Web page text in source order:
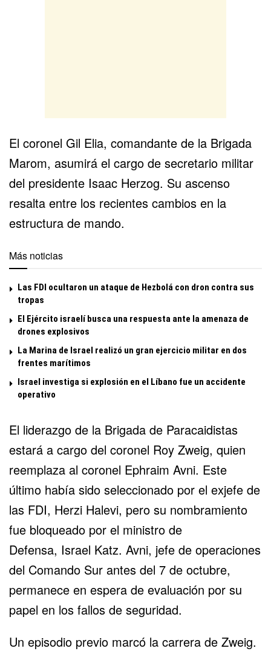
El coronel Gil Elia, comandante de la Brigada
Marom, asumirá el cargo de secretario militar
del presidente Isaac Herzog. Su ascenso
resalta entre los recientes cambios en la
estructura de mando.
Más noticias
Las FDI ocultaron un ataque de Hezbolá con dron contra sus
tropas
El Ejército israelí busca una respuesta ante la amenaza de
drones explosivos
La Marina de Israel realizó un gran ejercicio militar en dos
frentes marítimos
Israel investiga si explosión en el Líbano fue un accidente
operativo
El liderazgo de la Brigada de Paracaidistas
estará a cargo del coronel Roy Zweig, quien
reemplaza al coronel Ephraim Avni. Este
último había sido seleccionado por el exjefe de
las FDI, Herzi Halevi, pero su nombramiento
fue bloqueado por el ministro de
Defensa, Israel Katz. Avni, jefe de operaciones
del Comando Sur antes del 7 de octubre,
permanece en espera de evaluación por su
papel en los fallos de seguridad.
Un episodio previo marcó la carrera de Zweig.